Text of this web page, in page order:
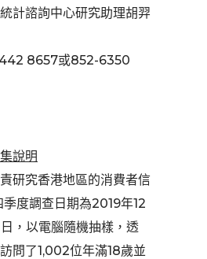
計諮詢中心研究助理胡羿
8657或852-6350
說明
研究香港地區的消費者信
度調查日期為2019年12
，以電腦隨機抽樣，透
問了1,002位年滿18歲並